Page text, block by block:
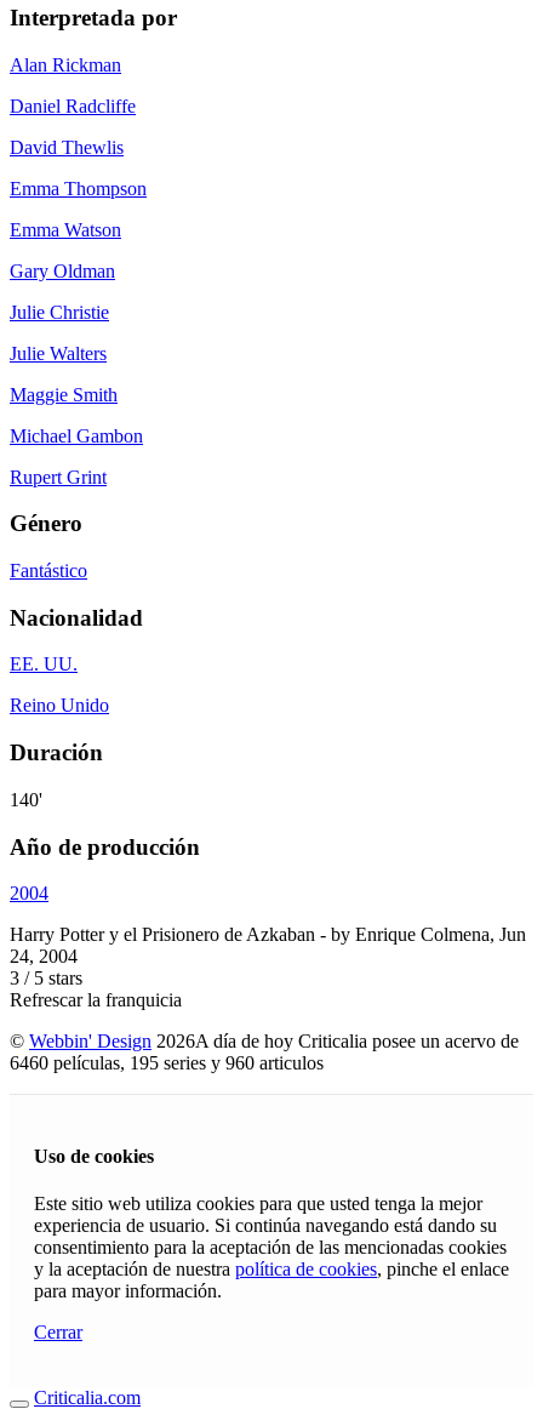
Interpretada por
Alan Rickman
Daniel Radcliffe
David Thewlis
Emma Thompson
Emma Watson
Gary Oldman
Julie Christie
Julie Walters
Maggie Smith
Michael Gambon
Rupert Grint
Género
Fantástico
Nacionalidad
EE. UU.
Reino Unido
Duración
140'
Año de producción
2004
Harry Potter y el Prisionero de Azkaban - by Enrique Colmena, Jun
24, 2004
3 / 5 stars
Refrescar la franquicia
© Webbin' Design 2026A día de hoy Criticalia posee un acervo de
6460 películas, 195 series y 960 articulos
Uso de cookies
Este sitio web utiliza cookies para que usted tenga la mejor
experiencia de usuario. Si continúa navegando está dando su
consentimiento para la aceptación de las mencionadas cookies
y la aceptación de nuestra política de cookies, pinche el enlace
para mayor información.
Cerrar
Criticalia.com